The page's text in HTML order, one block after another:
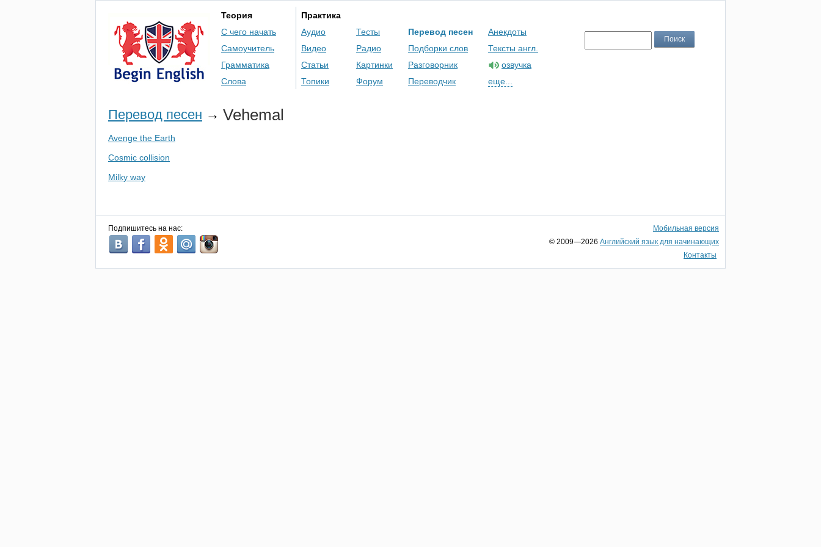
Теория
С чего начать
Самоучитель
Грамматика
Слова
Практика
Аудио
Видео
Статьи
Топики
Тесты
Радио
Картинки
Форум
Перевод песен
Подборки слов
Разговорник
Переводчик
Анекдоты
Тексты англ.
озвучка
еще...
Перевод песен → Vehemal
Avenge the Earth
Cosmic collision
Milky way
Подпишитесь на нас:
Мобильная версия
© 2009—2026 Английский язык для начинающих
Контакты